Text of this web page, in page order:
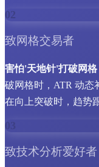
02
致网格交易者
害怕'天地针'打破网
破网格时，ATR 动态
在向上突破时，趋势
03
致技术分析爱好者